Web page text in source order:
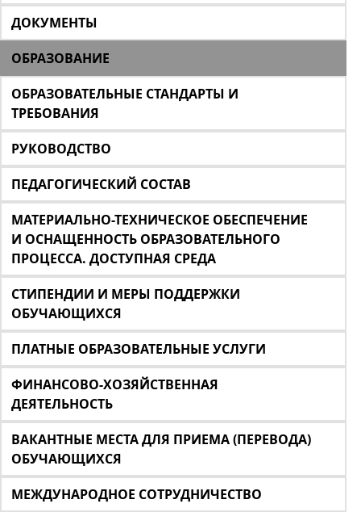
ДОКУМЕНТЫ
ОБРАЗОВАНИЕ
ОБРАЗОВАТЕЛЬНЫЕ СТАНДАРТЫ И
ТРЕБОВАНИЯ
РУКОВОДСТВО
ПЕДАГОГИЧЕСКИЙ СОСТАВ
МАТЕРИАЛЬНО-ТЕХНИЧЕСКОЕ ОБЕСПЕЧЕНИЕ
И ОСНАЩЕННОСТЬ ОБРАЗОВАТЕЛЬНОГО
ПРОЦЕССА. ДОСТУПНАЯ СРЕДА
СТИПЕНДИИ И МЕРЫ ПОДДЕРЖКИ
ОБУЧАЮЩИХСЯ
ПЛАТНЫЕ ОБРАЗОВАТЕЛЬНЫЕ УСЛУГИ
ФИНАНСОВО-ХОЗЯЙСТВЕННАЯ
ДЕЯТЕЛЬНОСТЬ
ВАКАНТНЫЕ МЕСТА ДЛЯ ПРИЕМА (ПЕРЕВОДА)
ОБУЧАЮЩИХСЯ
МЕЖДУНАРОДНОЕ СОТРУДНИЧЕСТВО